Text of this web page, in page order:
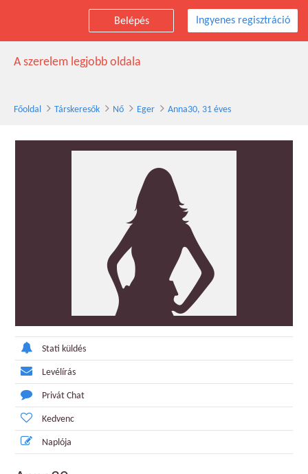
Belépés Ingyenes regisztráció
Anna30 társkereső nő, 31 éves, Eger
A szerelem legjobb oldala
Főoldal Társkeresők Nő Eger Anna30, 31 éves
Stati küldés
Levélírás
Privát Chat
Kedvenc
Naplója